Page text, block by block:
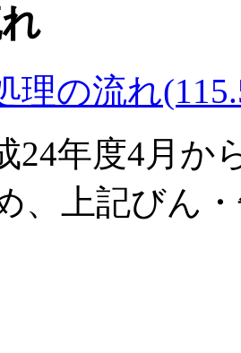
理の流れ
24年度4月
、上記びん